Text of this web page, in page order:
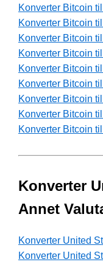
Konverter Bitcoin
Konverter Bitcoin
Konverter Bitcoin
Konverter Bitcoin
Konverter Bitcoin
Konverter Bitcoin
Konverter Bitcoin
Konverter Bitcoin
Konverter Bitcoin
Konverter
Annet
Konverter United
Konverter United